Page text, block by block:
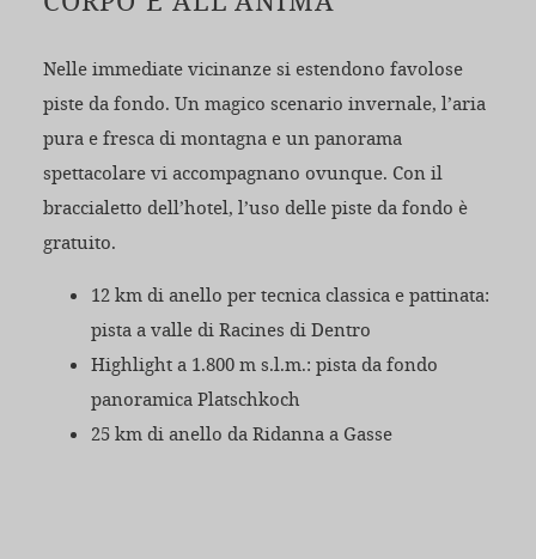
Nelle immediate vicinanze si estendono favolose
piste da fondo. Un magico scenario invernale, l’aria
pura e fresca di montagna e un panorama
spettacolare vi accompagnano ovunque. Con il
braccialetto dell’hotel, l’uso delle piste da fondo è
gratuito.
12 km di anello per tecnica classica e pattinata:
pista a valle di Racines di Dentro
Highlight a 1.800 m s.l.m.: pista da fondo
panoramica Platschkoch
25 km di anello da Ridanna a Gasse